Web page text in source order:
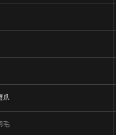
爪
毛